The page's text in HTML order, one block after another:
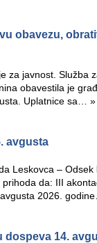
obavezu,
za javnost. Služba
obavestila je
Uplatnice sa… »
avgusta
Leskovca – Odsek
da: III
2026.
dospeva 14.